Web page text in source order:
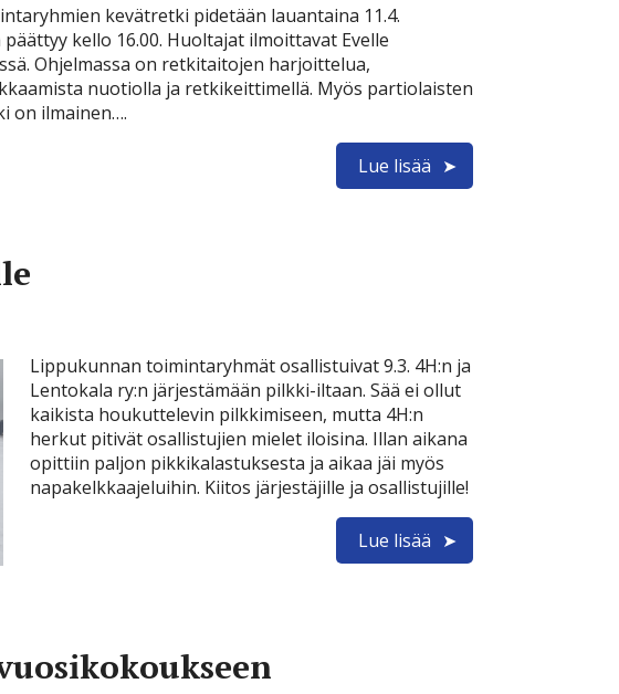
kevätretki pidetään lauantaina 11.4.
kello 16.00. Huoltajat ilmoittavat Evelle
Ohjelmassa on retkitaitojen harjoittelua,
nuotiolla ja retkikeittimellä. Myös partiolaisten
on ilmainen….
Lue lisää
Lippukunnan toimintaryhmät osallistuivat 9.3. 4H:n ja
Lentokala ry:n järjestämään pilkki-iltaan. Sää ei ollut
kaikista houkuttelevin pilkkimiseen, mutta 4H:n
herkut pitivät osallistujien mielet iloisina. Illan aikana
opittiin paljon pikkikalastuksesta ja aikaa jäi myös
napakelkkaajeluihin. Kiitos järjestäjille ja osallistujille!
Lue lisää